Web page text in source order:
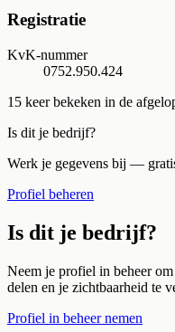
Registratie
KvK-nummer
0752.950.424
15 keer bekeken in de
Is dit je bedrijf?
Werk je gegevens bij —
Profiel beheren
Is dit je bedrijf?
Neem je profiel in beheer
delen en je zichtbaarheid te
Profiel in beheer nemen